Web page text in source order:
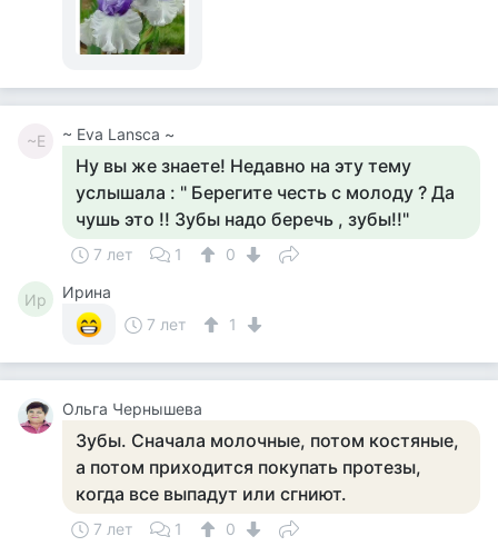
~E ~ Eva Lansca ~
Ну вы же знаете! Недавно на эту тему
услышала : " Берегите честь с молоду ? Да
чушь это !! Зубы надо беречь , зубы!!"
7 лет 1 0
Ир
Ирина
7 лет
1
Ольга Чернышева
Зубы. Сначала молочные, потом костяные,
а потом приходится покупать протезы,
когда все выпадут или сгниют.
7 лет 1 0